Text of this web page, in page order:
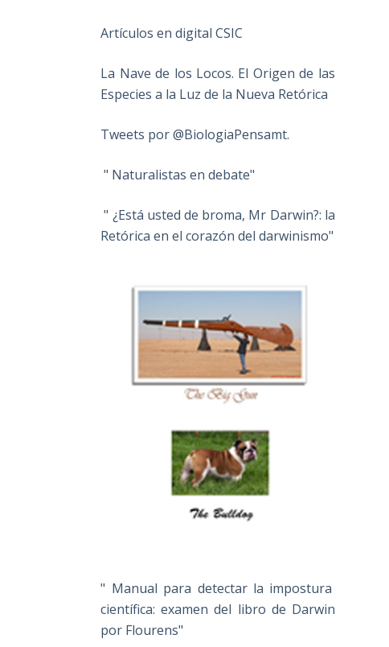
Artículos en digital CSIC
La Nave de los Locos. El Origen de las
Especies a la Luz de la Nueva Retórica
Tweets por @BiologiaPensamt.
" Naturalistas en debate"
" ¿Está usted de broma, Mr Darwin?: la
Retórica en el corazón del darwinismo"
" Manual para detectar la impostura
científica: examen del libro de Darwin
por Flourens"